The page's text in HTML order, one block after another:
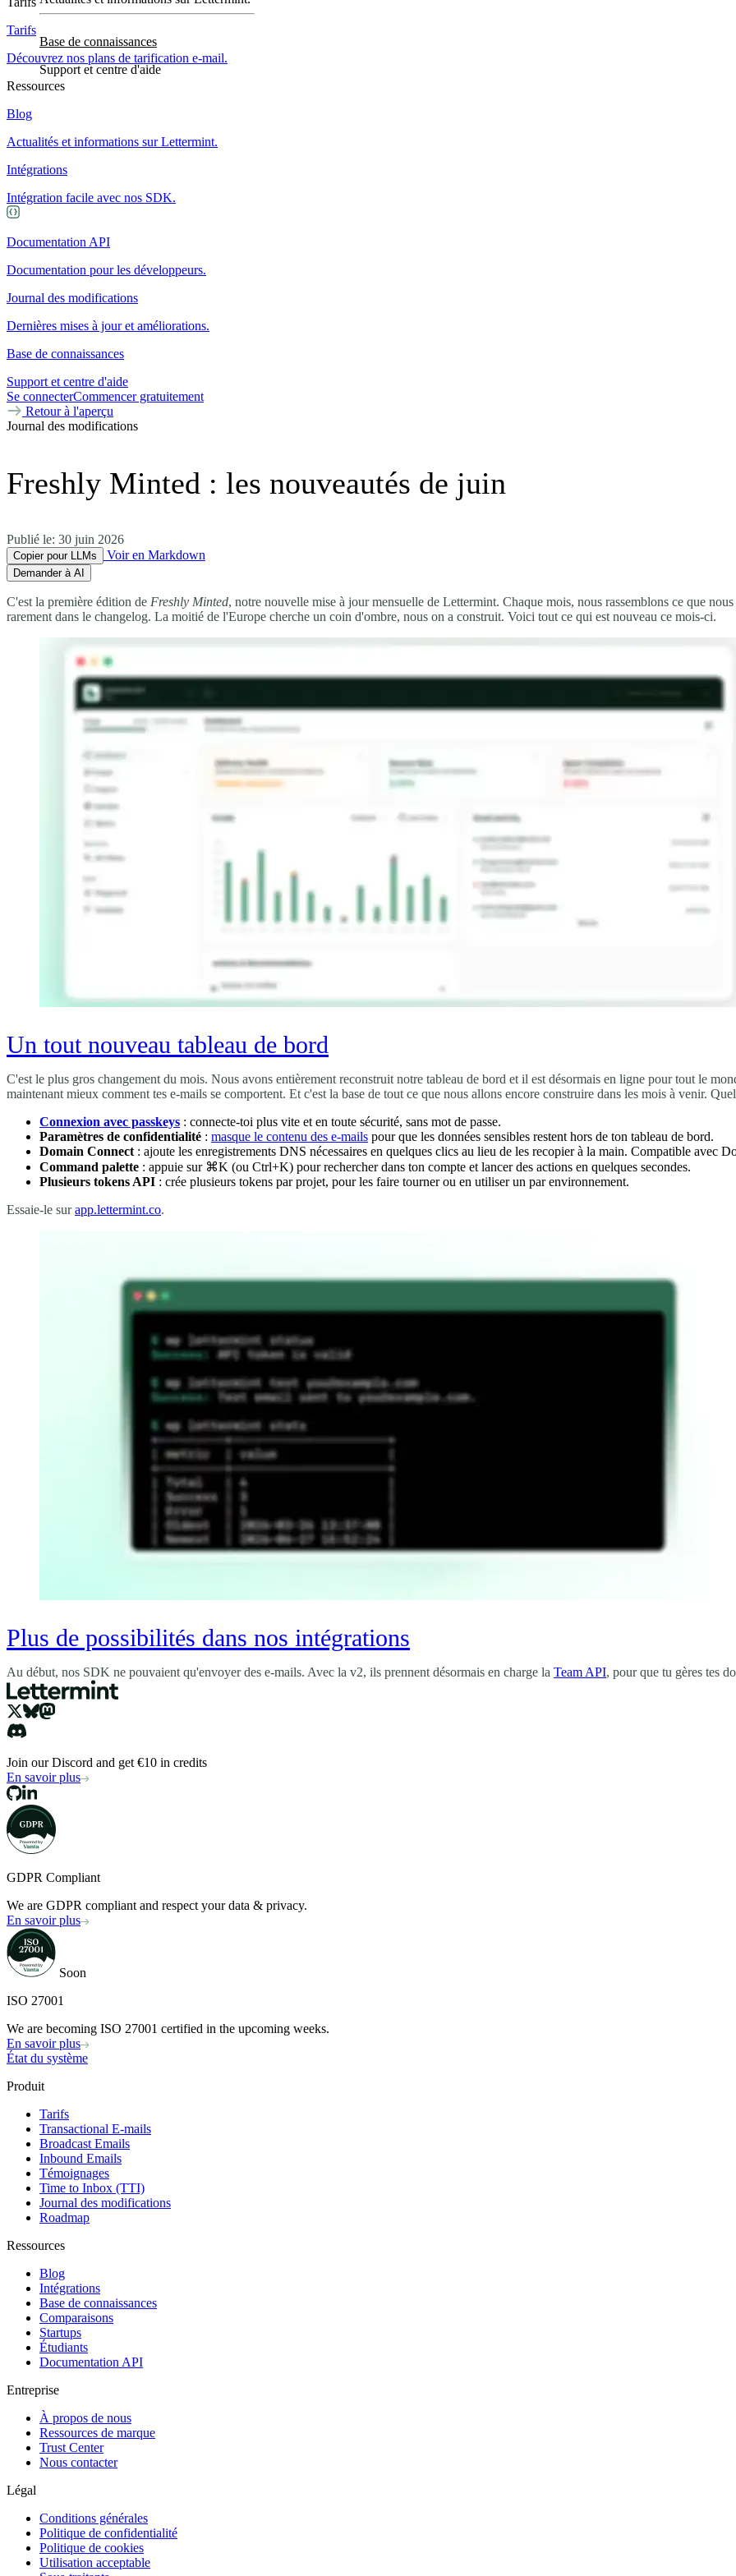
Base de connaissances
Support et centre d'aide
Tarifs
Découvrez nos plans de tarification e-mail.
Ressources
Blog
Actualités et informations sur Lettermint.
Intégrations
Intégration facile avec nos SDK.
Documentation API
Documentation pour les développeurs.
Journal des modifications
Dernières mises à jour et améliorations.
Base de connaissances
Support et centre d'aide
Se connecterCommencer gratuitement
Retour à l'aperçu
Journal des modifications
Freshly Minted : les nouveautés de juin
Publié le: 30 juin 2026
Copier pour LLMs Voir en Markdown
Demander à AI
C'est la première édition de Freshly Minted, notre nouvelle mise à jour mensuelle de Lettermint. Chaque mois, nous rassemblons ce que
rarement dans le changelog. La moitié de l'Europe cherche un coin d'ombre, nous on a construit. Voici tout ce qui est nouveau ce mois-ci.
Un tout nouveau tableau de bord
C'est le plus gros changement du mois. Nous avons entièrement reconstruit notre tableau de bord et il est désormais en ligne pour tout le
maintenant mieux comment tes e-mails se comportent. Et c'est la base de tout ce que nous allons encore construire dans les mois à venir.
Connexion avec passkeys : connecte-toi plus vite et en toute sécurité, sans mot de passe.
Paramètres de confidentialité : masque le contenu des e-mails pour que les données sensibles restent hors de ton tableau de bord.
Domain Connect : ajoute les enregistrements DNS nécessaires en quelques clics au lieu de les recopier à la main. Compatible avec
Command palette : appuie sur ⌘K (ou Ctrl+K) pour rechercher dans ton compte et lancer des actions en quelques secondes.
Plusieurs tokens API : crée plusieurs tokens par projet, pour les faire tourner ou en utiliser un par environnement.
Essaie-le surapp.lettermint.co.
Plus de possibilités dans nos intégrations
Au début, nos SDK ne pouvaient qu'envoyer des e-mails. Avec la v2, ils prennent désormais en charge la Team API, pour que tu gères tes
Join our Discord and get €10 in credits
En savoir plus
GDPR Compliant
We are GDPR compliant and respect your data & privacy.
En savoir plus
Soon
ISO 27001
We are becoming ISO 27001 certified in the upcoming weeks.
En savoir plus
État du système
Produit
Tarifs
Transactional E-mails
Broadcast Emails
Inbound Emails
Témoignages
Time to Inbox (TTI)
Journal des modifications
Roadmap
Ressources
Blog
Intégrations
Base de connaissances
Comparaisons
Startups
Étudiants
Documentation API
Entreprise
À propos de nous
Ressources de marque
Trust Center
Nous contacter
Légal
Conditions générales
Politique de confidentialité
Politique de cookies
Utilisation acceptable